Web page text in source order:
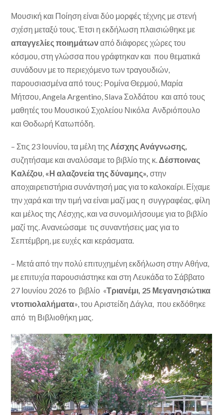
Μουσική και Ποίηση είναι δύο μορφές τέχνης με στενή
σχέση μεταξύ τους. Έτσι η εκδήλωση πλαισιώθηκε με
απαγγελίες ποιημάτων από διάφορες χώρες του
κόσμου, στη γλώσσα που γράφτηκαν και που θεματικά
συνάδουν με το περιεχόμενο των τραγουδιών,
παρουσιασμένα από τους: Ρομίνα Θερμού, Μαρία
Μήτσου, Angela Argentino, Slava Σολδάτου και από τους
μαθητές του Μουσικού Σχολείου Νικόλα Ανδριόπουλο
και Θοδωρή Κατωπόδη.
– Στις 23 Ιουνίου, τα μέλη τηςΛέσχης Ανάγνωσης,
συζητήσαμε και αναλύσαμε το βιβλίο της κ.Δέσποινας
Καλέζου, «Η αλαζονεία της δύναμης»,στην
αποχαιρετιστήρια συνάντησή μας για το καλοκαίρι. Είχαμε
την χαρά και την τιμή να είναι μαζί μας η συγγραφέας, φίλη
και μέλος της Λέσχης, και να συνομιλήσουμε για το βιβλίο
μαζί της. Ανανεώσαμε τις συναντήσεις μας για το
Σεπτέμβρη, με ευχές και κεράσματα.
– Μετά από την πολύ επιτυχημένη εκδήλωση στην Αθήνα,
με επιτυχία παρουσιάστηκε και στη Λευκάδα το Σάββατο
27 Ιουνίου 2026 το βιβλίο «Τριανέμι, 25 Μεγανησιώτικα
ντοπιολαλήματα», του Αριστείδη Δάγλα, που εκδόθηκε
από τη Βιβλιοθήκη μας.